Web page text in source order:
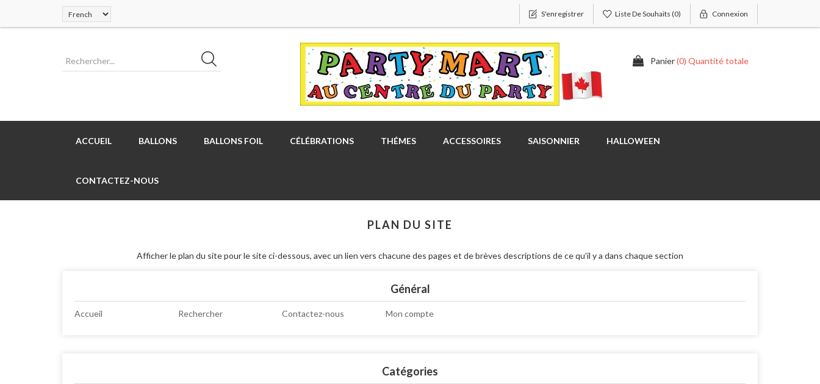
S'enregistrer Liste De Souhaits (0) Connexion
Panier(0) Quantité totale
ACCUEIL BALLONS BALLONS FOIL CÉLÉBRATIONS THÉMES ACCESSOIRES SAISONNIER HALLOWEEN
CONTACTEZ-NOUS
PLAN DU SITE
Afficher le plan du site pour le site ci-dessous, avec un lien vers chacune des pages et de brèves descriptions de ce qu'il y a dans chaque section
Général
Accueil Rechercher Contactez-nous Mon compte
Catégories